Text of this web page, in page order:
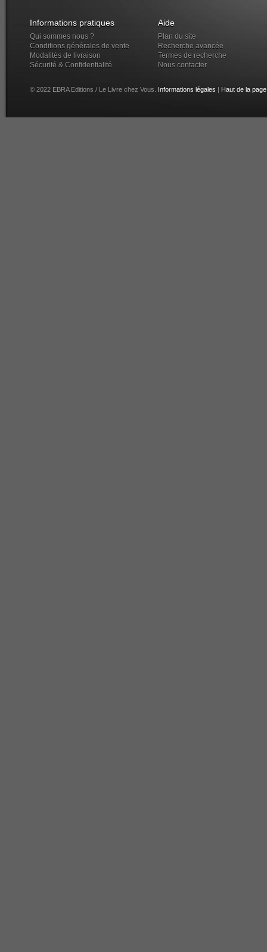
Informations pratiques
Qui sommes nous ?
Conditions générales de vente
Modalités de livraison
Sécurité & Confidentialité
Aide
Plan du site
Recherche avancée
Termes de recherche
Nous contacter
© 2022 EBRA Editions / Le Livre chez Vous. Informations légales Haut de la page